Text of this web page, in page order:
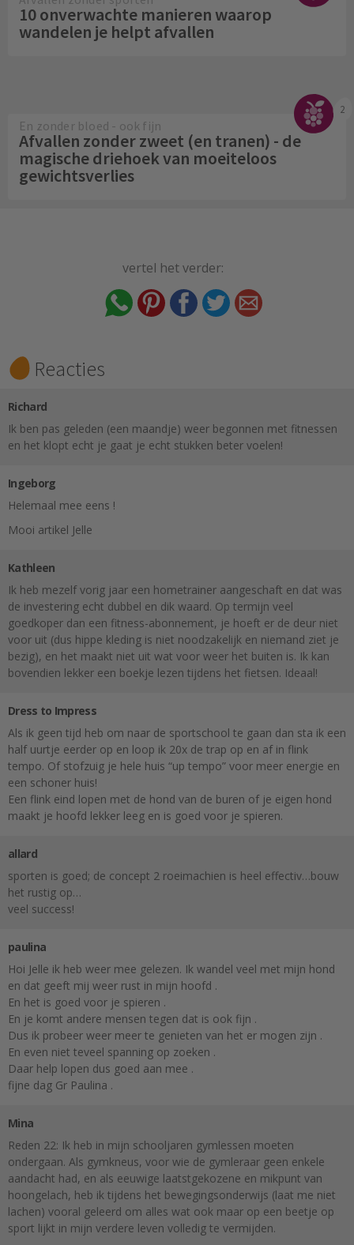
10 onverwachte manieren waarop
wandelen je helpt afvallen
2
En zonder bloed - ook fijn
Afvallen zonder zweet (en tranen) - de
magische driehoek van moeiteloos
gewichtsverlies
vertel het verder:
Reacties
Richard
Ik ben pas geleden (een maandje) weer begonnen met fitnessen
en het klopt echt je gaat je echt stukken beter voelen!
Ingeborg
Helemaal mee eens !
Mooi artikel Jelle
Kathleen
Ik heb mezelf vorig jaar een hometrainer aangeschaft en dat was
de investering echt dubbel en dik waard. Op termijn veel
goedkoper dan een fitness-abonnement, je hoeft er de deur niet
voor uit (dus hippe kleding is niet noodzakelijk en niemand ziet je
bezig), en het maakt niet uit wat voor weer het buiten is. Ik kan
bovendien lekker een boekje lezen tijdens het fietsen. Ideaal!
Dress to Impress
Als ik geen tijd heb om naar de sportschool te gaan dan sta ik een
half uurtje eerder op en loop ik 20x de trap op en af in flink
tempo. Of stofzuig je hele huis “up tempo” voor meer energie en
een schoner huis!
Een flink eind lopen met de hond van de buren of je eigen hond
maakt je hoofd lekker leeg en is goed voor je spieren.
allard
sporten is goed; de concept 2 roeimachien is heel effectiv…bouw
het rustig op…
veel success!
paulina
Hoi Jelle ik heb weer mee gelezen. Ik wandel veel met mijn hond
en dat geeft mij weer rust in mijn hoofd .
En het is goed voor je spieren .
En je komt andere mensen tegen dat is ook fijn .
Dus ik probeer weer meer te genieten van het er mogen zijn .
En even niet teveel spanning op zoeken .
Daar help lopen dus goed aan mee .
fijne dag Gr Paulina .
Mina
Reden 22: Ik heb in mijn schooljaren gymlessen moeten
ondergaan. Als gymkneus, voor wie de gymleraar geen enkele
aandacht had, en als eeuwige laatstgekozene en mikpunt van
hoongelach, heb ik tijdens het bewegingsonderwijs (laat me niet
lachen) vooral geleerd om alles wat ook maar op een beetje op
sport lijkt in mijn verdere leven volledig te vermijden.